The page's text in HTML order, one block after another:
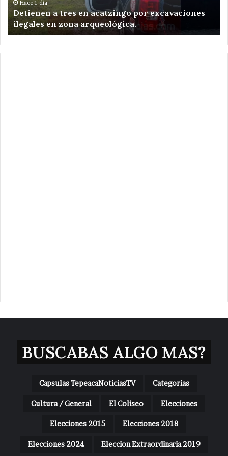
ilegales
en
zona
arqueológica.
Hace 1 día
Detienen a tres en acatzingo por excavaciones
ilegales en zona arqueológica.
.
BUSCABAS ALGO MAS?
Capsulas TepeacaNoticiasTV Categorias
Cultura / General El Coliseo Elecciones
Elecciones 2015 Elecciones 2018
Elecciones 2024 Eleccion Extraordinaria 2019